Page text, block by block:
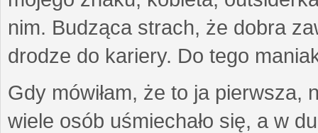
nim. Budząca strach, że dobra
drodze do kariery. Do tego
Gdy mówiłam, że to ja pierwsza,
wiele osób uśmiechało się, a w